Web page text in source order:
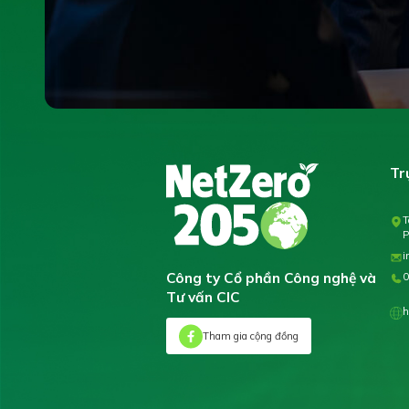
Công ty Cổ phần Công nghệ và
Tư vấn CIC
Tham gia cộng đồng